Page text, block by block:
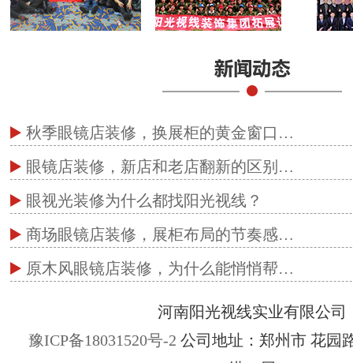
秋季眼镜店装修，换展柜的黄金窗口…
眼镜店装修，新店和老店翻新的区别…
眼视光装修为什么都找阳光视线？
商场眼镜店装修，展柜布局的节奏感…
原木风眼镜店装修，为什么能悄悄帮…
河南阳光视线实业有限公司
豫ICP备18031520号-2 公司地址：郑州市 花园